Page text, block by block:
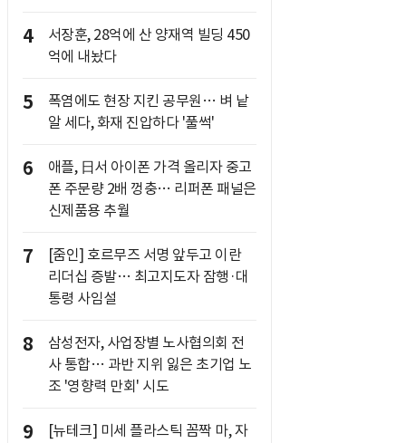
4
서장훈, 28억에 산 양재역 빌딩 450
억에 내놨다
5
폭염에도 현장 지킨 공무원… 벼 낱
알 세다, 화재 진압하다 '풀썩'
6
애플, 日서 아이폰 가격 올리자 중고
폰 주문량 2배 껑충… 리퍼폰 패널은
신제품용 추월
7
[줌인] 호르무즈 서명 앞두고 이란
리더십 증발… 최고지도자 잠행·대
통령 사임설
8
삼성전자, 사업장별 노사협의회 전
사 통합… 과반 지위 잃은 초기업 노
조 '영향력 만회' 시도
9 [뉴테크] 미세 플라스틱 꼼짝 마, 자